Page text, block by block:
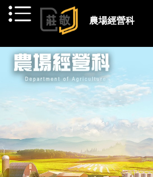
跳到主要內容
農場經營科